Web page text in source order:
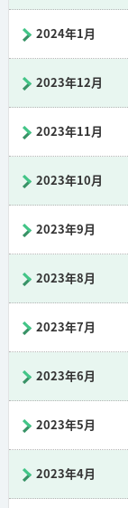
2024年1月
2023年12月
2023年11月
2023年10月
2023年9月
2023年8月
2023年7月
2023年6月
2023年5月
2023年4月